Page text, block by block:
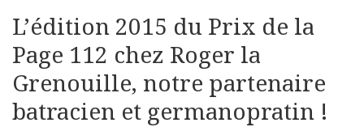
L’édition 2015 du Prix de la
Page 112 chez Roger la
Grenouille, notre partenaire
batracien et germanopratin !